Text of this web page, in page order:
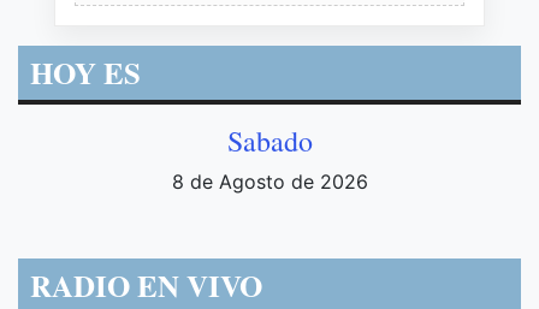
HOY ES
Sabado
8 de Agosto de 2026
RADIO EN VIVO